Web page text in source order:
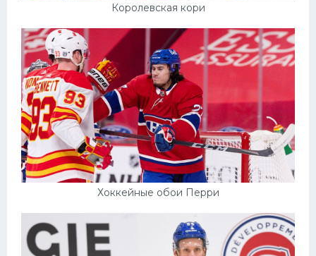
Королевская кори
Хоккейные обои Перри